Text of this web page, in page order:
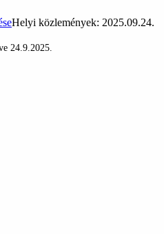
Helyi közlemények: 2025.09.24.
24.9.2025.